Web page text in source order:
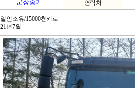
군장중기 연락처
일인소유/15000천키로
21년7월